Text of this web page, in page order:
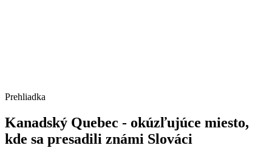
Prehliadka
Kanadský Quebec - okúzľujúce miesto,
kde sa presadili známi Slováci